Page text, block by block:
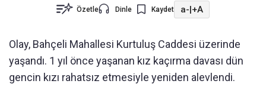
Özetle Dinle Kaydet a-|+A
Olay, Bahçeli Mahallesi Kurtuluş Caddesi üzerinde
yaşandı. 1 yıl önce yaşanan kız kaçırma davası dün
gencin kızı rahatsız etmesiyle yeniden alevlendi.